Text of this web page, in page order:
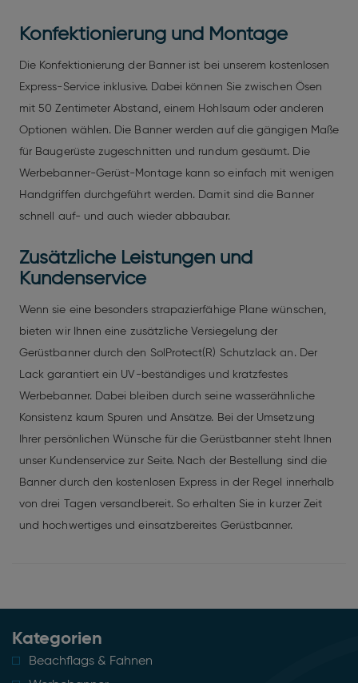
Konfektionierung und Montage
Die Konfektionierung der Banner ist bei unserem kostenlosen
Express-Service inklusive. Dabei können Sie zwischen Ösen
mit 50 Zentimeter Abstand, einem Hohlsaum oder anderen
Optionen wählen. Die Banner werden auf die gängigen Maße
für Baugerüste zugeschnitten und rundum gesäumt. Die
Werbebanner-Gerüst-Montage kann so einfach mit wenigen
Handgriffen durchgeführt werden. Damit sind die Banner
schnell auf- und auch wieder abbaubar.
Zusätzliche Leistungen und
Kundenservice
Wenn sie eine besonders strapazierfähige Plane wünschen,
bieten wir Ihnen eine zusätzliche Versiegelung der
Gerüstbanner durch den SolProtect(R) Schutzlack an. Der
Lack garantiert ein UV-beständiges und kratzfestes
Werbebanner. Dabei bleiben durch seine wasserähnliche
Konsistenz kaum Spuren und Ansätze. Bei der Umsetzung
Ihrer persönlichen Wünsche für die Gerüstbanner steht Ihnen
unser Kundenservice zur Seite. Nach der Bestellung sind die
Banner durch den kostenlosen Express in der Regel innerhalb
von drei Tagen versandbereit. So erhalten Sie in kurzer Zeit
und hochwertiges und einsatzbereites Gerüstbanner.
Kategorien
Beachflags & Fahnen